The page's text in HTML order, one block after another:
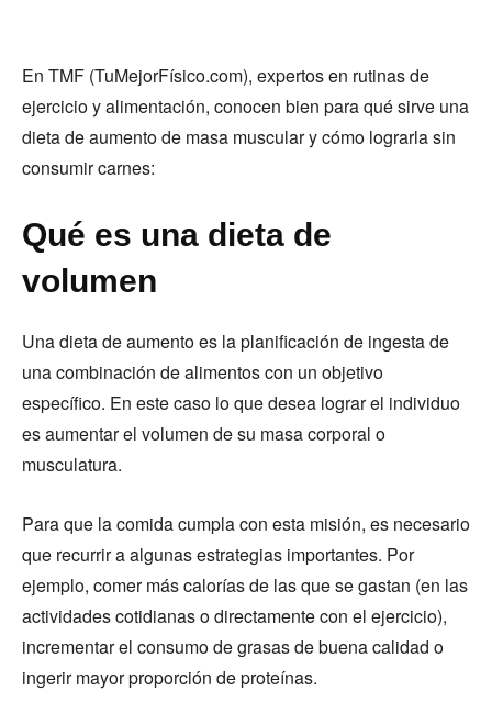
En TMF (TuMejorFísico.com), expertos en rutinas de
ejercicio y alimentación, conocen bien para qué sirve una
dieta de aumento de masa muscular y cómo lograrla sin
consumir carnes:
Qué es una dieta de
volumen
Una dieta de aumento es la planificación de ingesta de
una combinación de alimentos con un objetivo
específico. En este caso lo que desea lograr el individuo
es aumentar el volumen de su masa corporal o
musculatura.
Para que la comida cumpla con esta misión, es necesario
que recurrir a algunas estrategias importantes. Por
ejemplo, comer más calorías de las que se gastan (en las
actividades cotidianas o directamente con el ejercicio),
incrementar el consumo de grasas de buena calidad o
ingerir mayor proporción de proteínas.